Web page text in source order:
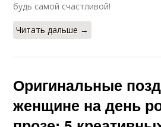
будь самой счастливой!
Читать дальше →
Оригинальные
женщине на день